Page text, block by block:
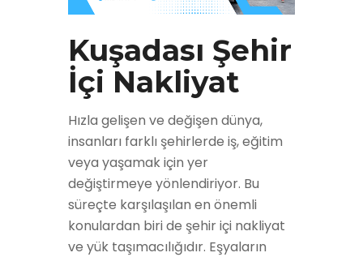
Kuşadası Şehir
İçi Nakliyat
Hızla gelişen ve değişen dünya,
insanları farklı şehirlerde iş, eğitim
veya yaşamak için yer
değiştirmeye yönlendiriyor. Bu
süreçte karşılaşılan en önemli
konulardan biri de şehir içi nakliyat
ve yük taşımacılığıdır. Eşyaların